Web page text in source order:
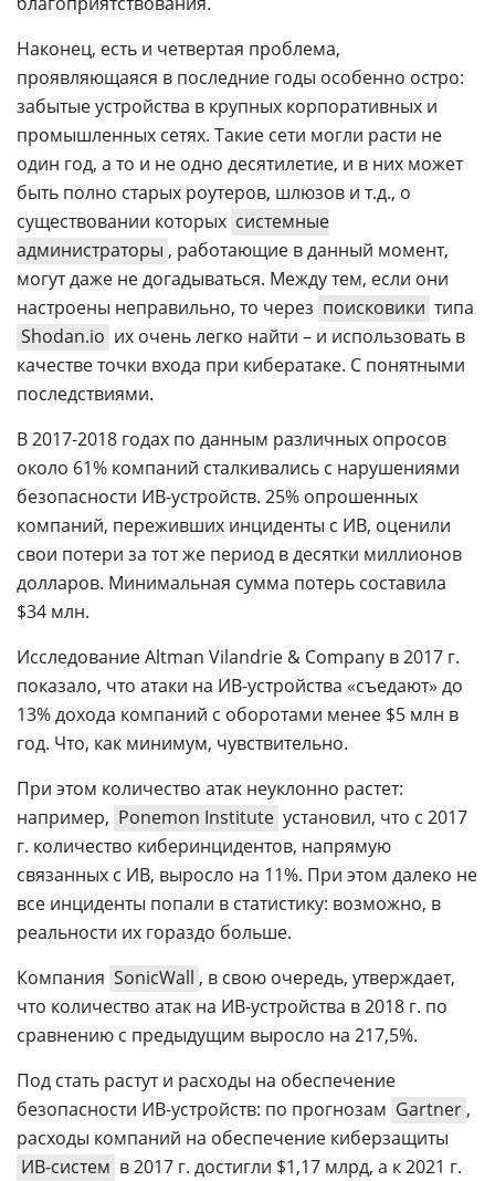
Наконец, есть и четвертая проблема,
проявляющаяся в последние годы особенно остро:
забытые устройства в крупных корпоративных и
промышленных сетях. Такие сети могли расти не
один год, а то и не одно десятилетие, и в них может
быть полно старых роутеров, шлюзов и т.д., о
существовании которых системные
администраторы , работающие в данный момент,
могут даже не догадываться. Между тем, если они
настроены неправильно, то через поисковики типа
Shodan.io их очень легко найти – и использовать в
качестве точки входа при кибератаке. С понятными
последствиями.
В 2017-2018 годах по данным различных опросов
около 61% компаний сталкивались с нарушениями
безопасности ИВ-устройств. 25% опрошенных
компаний, переживших инциденты с ИВ, оценили
свои потери за тот же период в десятки миллионов
долларов. Минимальная сумма потерь составила
$34 млн.
Исследование Altman Vilandrie & Company в 2017 г.
показало, что атаки на ИВ-устройства «съедают» до
13% дохода компаний с оборотами менее $5 млн в
год. Что, как минимум, чувствительно.
При этом количество атак неуклонно растет:
например, Ponemon Institute установил, что с 2017
г. количество киберинцидентов, напрямую
связанных с ИВ, выросло на 11%. При этом далеко не
все инциденты попали в статистику: возможно, в
реальности их гораздо больше.
Компания SonicWall , в свою очередь, утверждает,
что количество атак на ИВ-устройства в 2018 г. по
сравнению с предыдущим выросло на 217,5%.
Под стать растут и расходы на обеспечение
безопасности ИВ-устройств: по прогнозам Gartner ,
расходы компаний на обеспечение киберзащиты
ИВ-систем в 2017 г. достигли $1,17 млрд, а к 2021 г.